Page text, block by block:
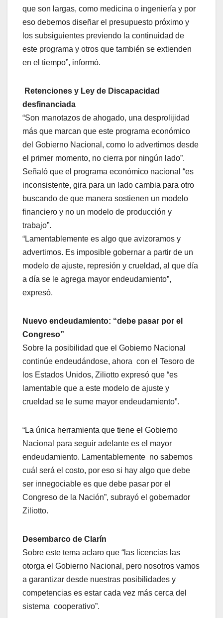
que son largas, como medicina o ingeniería y por
eso debemos diseñar el presupuesto próximo y
los subsiguientes previendo la continuidad de
este programa y otros que también se extienden
en el tiempo”, informó.
Retenciones y Ley de Discapacidad
desfinanciada
“Son manotazos de ahogado, una desprolijidad
más que marcan que este programa económico
del Gobierno Nacional, como lo advertimos desde
el primer momento, no cierra por ningún lado”.
Señaló que el programa económico nacional “es
inconsistente, gira para un lado cambia para otro
buscando de que manera sostienen un modelo
financiero y no un modelo de producción y
trabajo”.
“Lamentablemente es algo que avizoramos y
advertimos. Es imposible gobernar a partir de un
modelo de ajuste, represión y crueldad, al que día
a día se le agrega mayor endeudamiento”,
expresó.
Nuevo endeudamiento: “debe pasar por el
Congreso”
Sobre la posibilidad que el Gobierno Nacional
continúe endeudándose, ahora con el Tesoro de
los Estados Unidos, Ziliotto expresó que “es
lamentable que a este modelo de ajuste y
crueldad se le sume mayor endeudamiento”.
“La única herramienta que tiene el Gobierno
Nacional para seguir adelante es el mayor
endeudamiento. Lamentablemente no sabemos
cuál será el costo, por eso si hay algo que debe
ser innegociable es que debe pasar por el
Congreso de la Nación”, subrayó el gobernador
Ziliotto.
Desembarco de Clarín
Sobre este tema aclaro que “las licencias las
otorga el Gobierno Nacional, pero nosotros vamos
a garantizar desde nuestras posibilidades y
competencias es estar cada vez más cerca del
sistema cooperativo”.